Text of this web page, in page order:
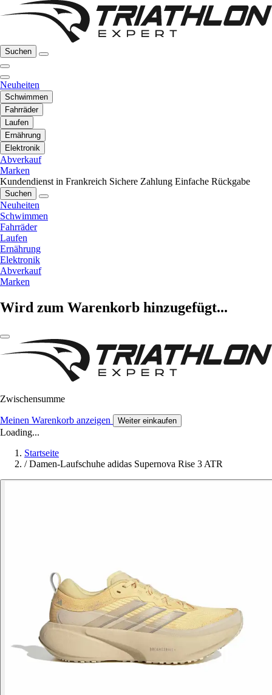
Suchen
Neuheiten
Schwimmen
Fahrräder
Laufen
Ernährung
Elektronik
Abverkauf
Marken
Kundendienst in Frankreich Sichere Zahlung Einfache Rückgabe
Suchen
Neuheiten
Schwimmen
Fahrräder
Laufen
Ernährung
Elektronik
Abverkauf
Marken
Wird zum Warenkorb hinzugefügt...
Zwischensumme
Meinen Warenkorb anzeigen Weiter einkaufen
Loading...
Startseite
/ Damen-Laufschuhe adidas Supernova Rise 3 ATR